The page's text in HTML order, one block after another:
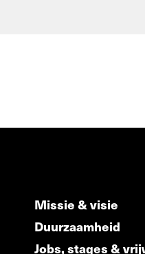
Missie & visie
Duurzaamheid
Jobs, stages &